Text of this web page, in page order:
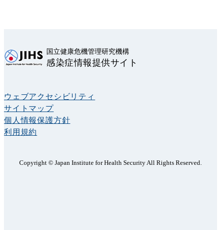
国立健康危機管理研究機構
感染症情報提供サイト
ウェブアクセシビリティ
サイトマップ
個人情報保護方針
利用規約
Copyright © Japan Institute for Health Security All Rights Reserved.